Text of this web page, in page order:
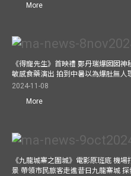
More
《得寵先生》首映禮 鄭丹瑞爆囡囡神
敏感食藥演出 拍到中暑以為爆肚無人
2024-11-08
More
《九龍城寨之圍城》電影原班底 機場
景 帶領市民旅客走進昔日九龍寨城